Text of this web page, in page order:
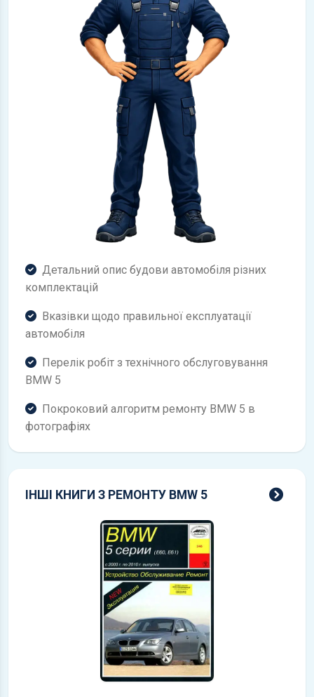
Детальний опис будови автомобіля різних
комплектацій
Вказівки щодо правильної експлуатації
автомобіля
Перелік робіт з технічного обслуговування
BMW 5
Покроковий алгоритм ремонту BMW 5 в
фотографіях
ІНШІ КНИГИ З РЕМОНТУ BMW 5